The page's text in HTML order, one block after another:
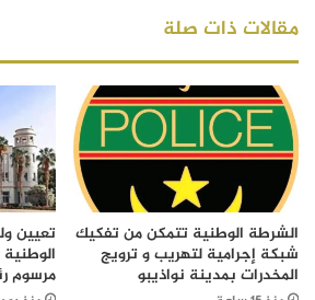
مقالات ذات صلة
الشرطة الوطنية تتمكن من تفكيك
شبكة إجرامية لتهريب و ترويج
المخدرات بمدينة نواذيبو
تعيين
مرسوم